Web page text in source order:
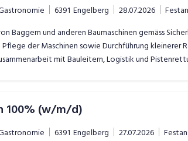
6391 Engelberg 28.07.2026
Baggern und anderen Baumaschinen gemäss
der Maschinen sowie Durchführung kleinerer
mit Bauleitern, Logistik und
100% (w/m/d)
6391 Engelberg 27.07.2026